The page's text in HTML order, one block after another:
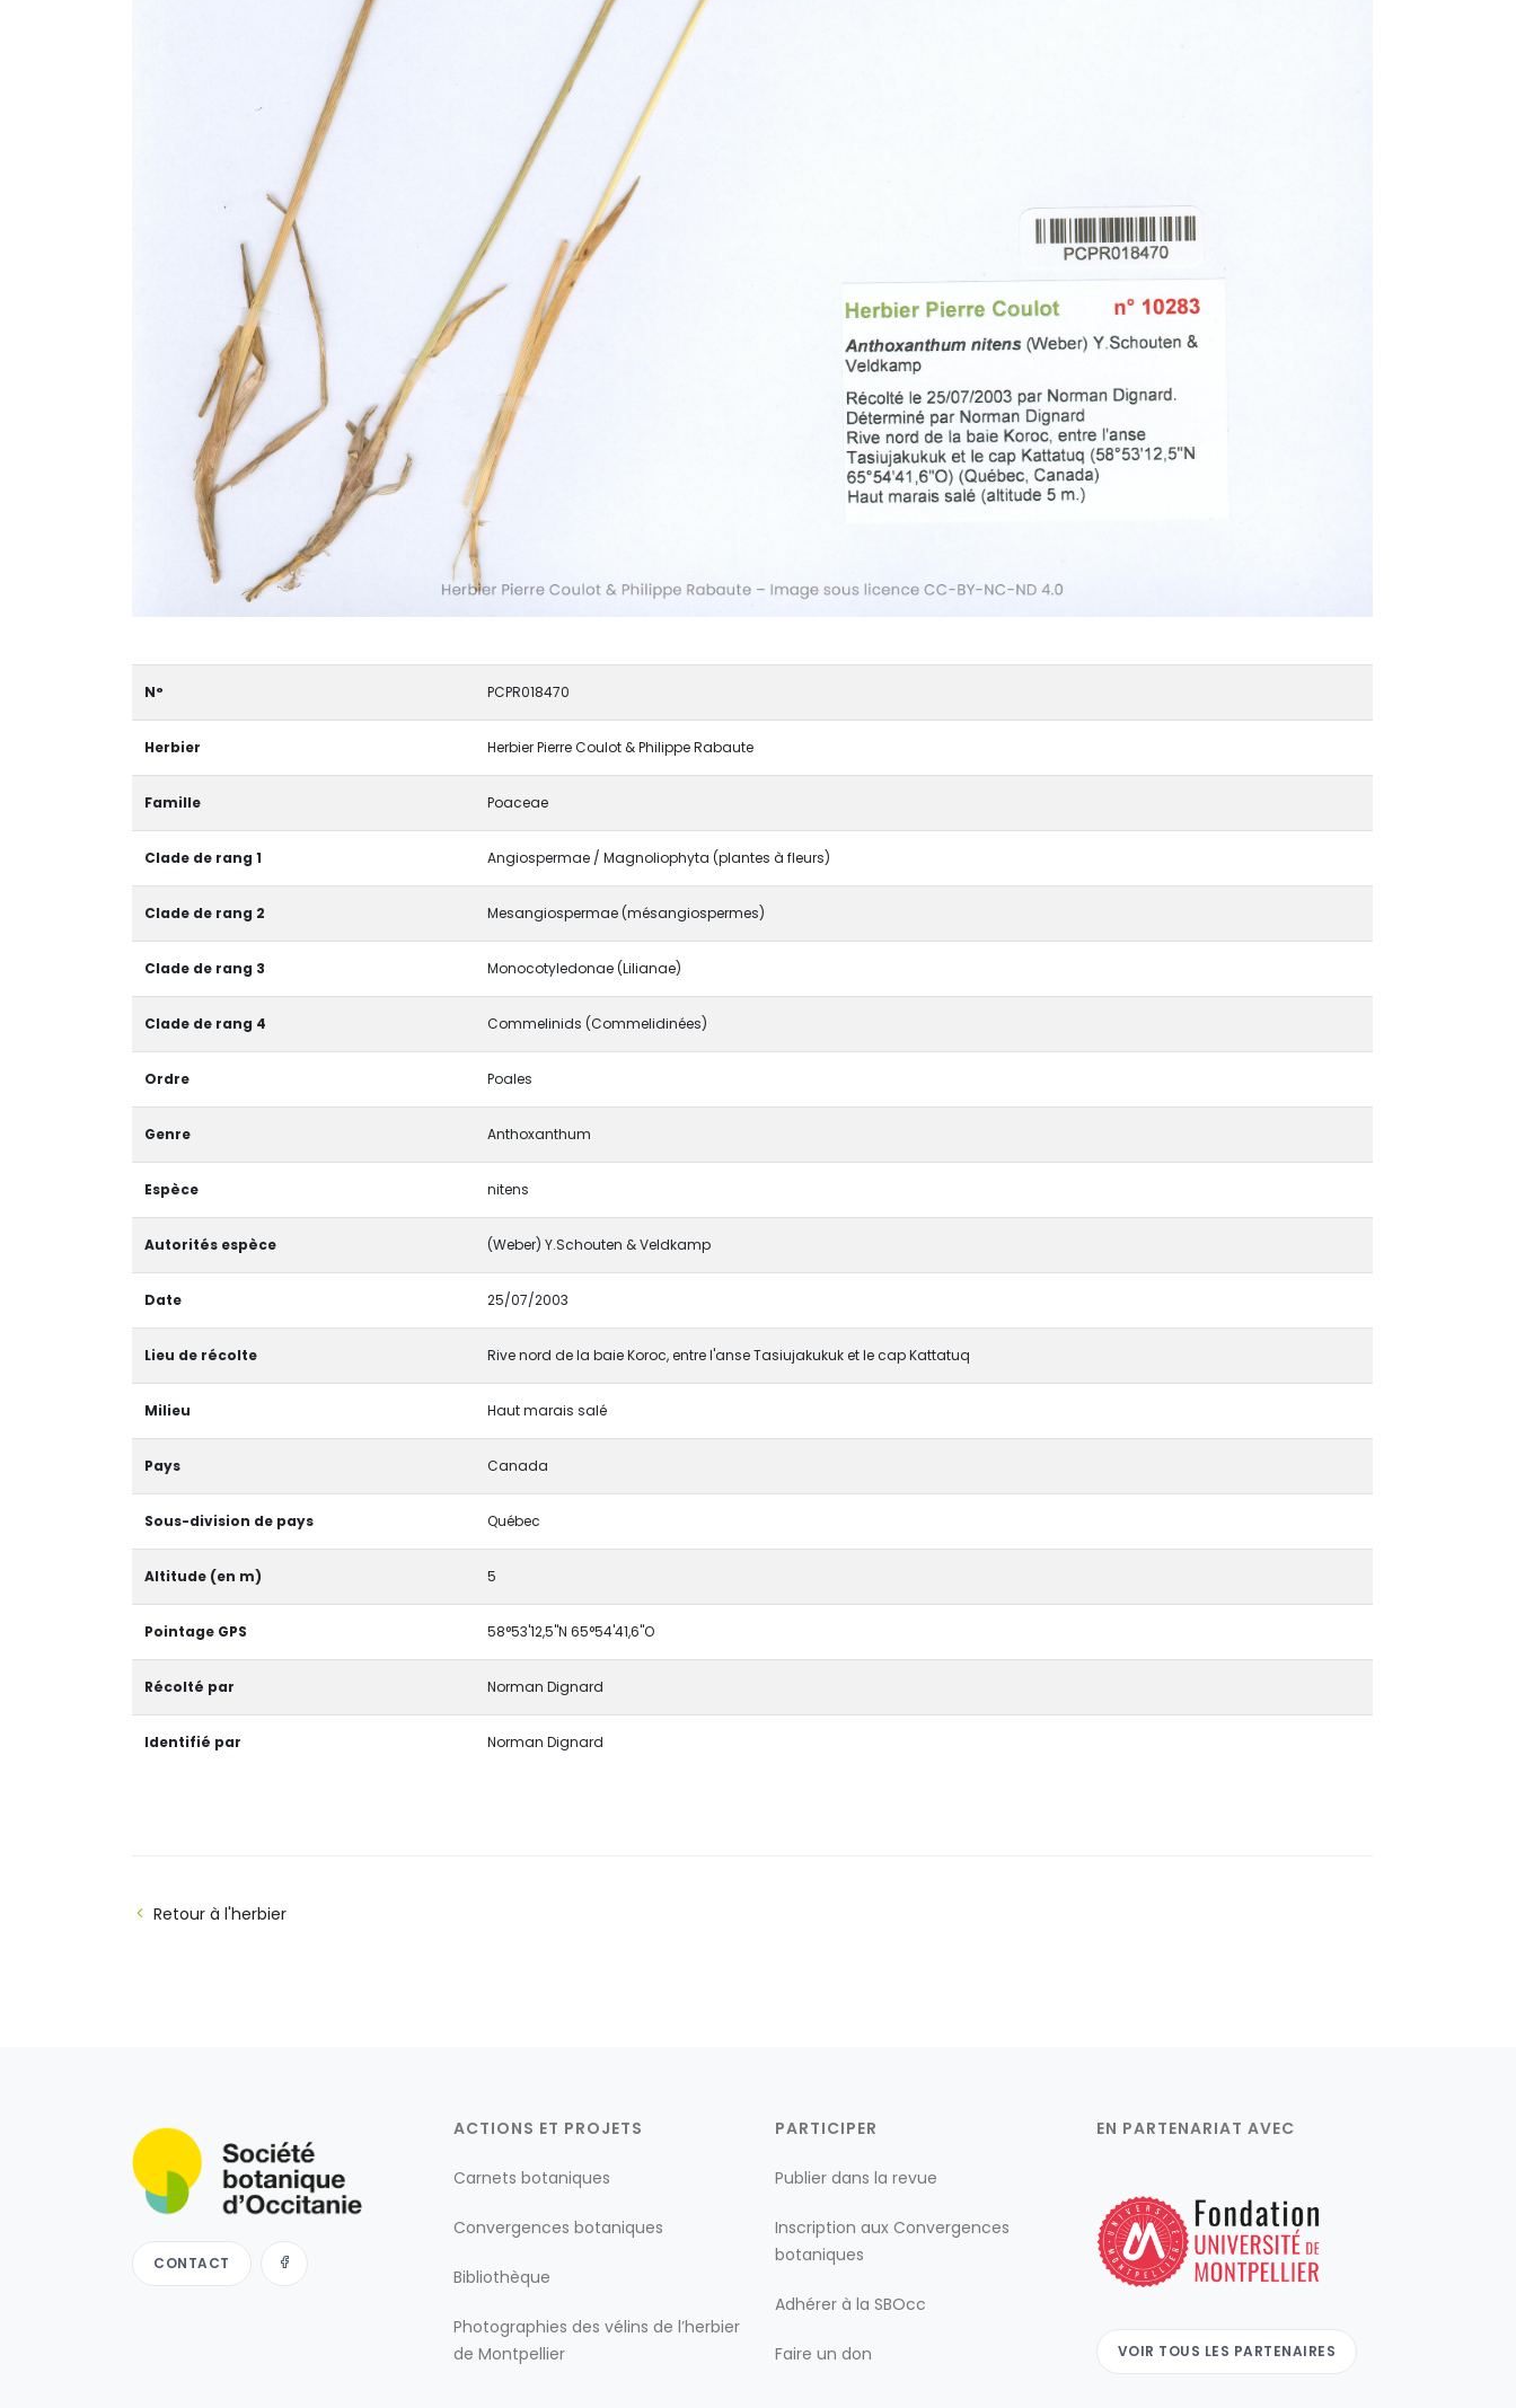
N° PCPR018470
Herbier Herbier Pierre Coulot & Philippe Rabaute
Famille Poaceae
Clade de rang 1 Angiospermae / Magnoliophyta (plantes à fleurs)
Clade de rang 2 Mesangiospermae (mésangiospermes)
Clade de rang 3 Monocotyledonae (Lilianae)
Clade de rang 4 Commelinids (Commelidinées)
Ordre Poales
Genre Anthoxanthum
Espèce nitens
Autorités espèce (Weber) Y.Schouten & Veldkamp
Date 25/07/2003
Lieu de récolte Rive nord de la baie Koroc, entre l'anse Tasiujakukuk et le cap Kattatuq
Milieu Haut marais salé
Pays Canada
Sous-division de pays Québec
Altitude (en m) 5
Pointage GPS 58°53'12,5"N 65°54'41,6"O
Récolté par Norman Dignard
Identifié par Norman Dignard
Retour à l'herbier
CONTACT
ACTIONS ET PROJETS
Carnets botaniques
Convergences botaniques
Bibliothèque
Photographies des vélins de l’herbier
de Montpellier
PARTICIPER
Publier dans la revue
Inscription aux Convergences
botaniques
Adhérer à la SBOcc
Faire un don
EN PARTENARIAT AVEC
VOIR TOUS LES PARTENAIRES